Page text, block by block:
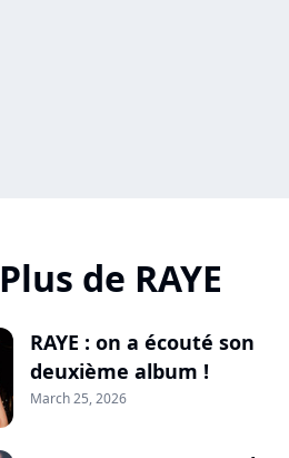
Plus de RAYE
RAYE : on a écouté son
deuxième album !
March 25, 2026